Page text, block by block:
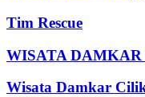
Tim Rescue
WISATA
Wisata Damkar